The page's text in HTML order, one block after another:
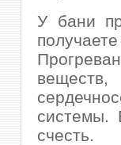
У бани
системы.
счесть.